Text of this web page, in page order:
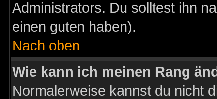
Administrators. Du solltest ihn
einen guten haben).
Nach oben
Wie kann ich meinen Rang
Normalerweise kannst du nicht